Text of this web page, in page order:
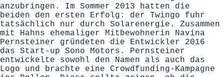
anzubringen. Im Sommer 2013 hatten die
beiden den ersten Erfolg: der Twingo fuhr
tatsächlich nur durch Solarenergie. Zusammen
mit Hahns ehemaliger Mitbewohnerin Navina
Pernsteiner gründeten die Entwickler 2016
das Start-up Sono Motors. Pernsteiner
entwickelte sowohl den Namen als auch das
Logo und brachte eine Crowdfunding-Kampagne